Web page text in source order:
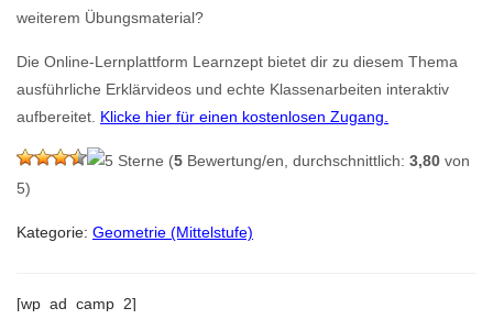
weiterem Übungsmaterial?
Die Online-Lernplattform Learnzept bietet dir zu diesem Thema
ausführliche Erklärvideos und echte Klassenarbeiten interaktiv
aufbereitet. Klicke hier für einen kostenlosen Zugang.
(5 Bewertung/en, durchschnittlich: 3,80 von
5)
Kategorie: Geometrie (Mittelstufe)
[wp_ad_camp_2]